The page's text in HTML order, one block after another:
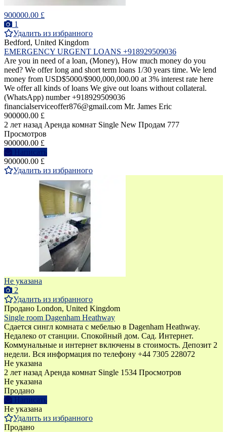
900000.00 £
1
Удалить из избранного
Bedford, United Kingdom
EMERGENCY URGENT LOANS +918929509036
Are you in need of a loan, (Money), How much money do you
need? We offer long and short term loans 1/30 years time. We lend
money from USD$5000/$900,000,000.00 at 3% interest rate here
We offer all kinds of loans We give out loans without collateral.
(WhatsApp) number +918929509036
financialserviceoffer876@gmail.com Mr. James Eric
900000.00 £
2 лет назад Аренда комнат Single New Продам 777
Просмотров
900000.00 £
Написать
900000.00 £
Удалить из избранного
Не указана
2
Удалить из избранного
Продано London, United Kingdom
Single room Dagenham Heathway
Сдается сингл комната с мебелью в Dagenham Heathway.
Недалеко от станции. Спокойный дом. Сад. Интернет.
Коммунальные и интернет включены в стоимость. Депозит 2
недели. Bся информация по телефону +44 7305 228072
Не указана
2 лет назад Аренда комнат Single 1534 Просмотров
Не указана
Продано
Написать
Не указана
Удалить из избранного
Продано